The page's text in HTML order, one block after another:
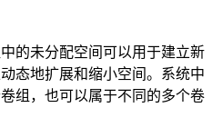
的未分配空间可以用于建立新
态地扩展和缩小空间。系统中
组，也可以属于不同的多个卷